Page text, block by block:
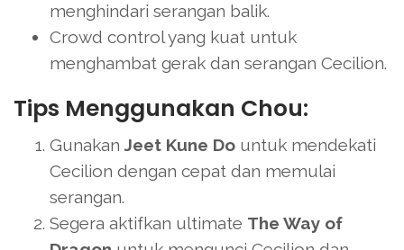
menghindari serangan balik.
Crowd control yang kuat untuk
menghambat gerak dan serangan Cecilion.
Tips Menggunakan Chou:
Gunakan Jeet Kune Do untuk mendekati
Cecilion dengan cepat dan memulai
serangan.
Segera aktifkan ultimate The Way of